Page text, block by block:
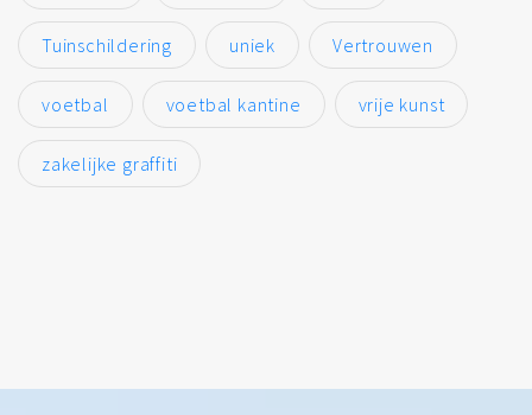
Tuinschildering uniek Vertrouwen
voetbal voetbal kantine vrije kunst
zakelijke graffiti